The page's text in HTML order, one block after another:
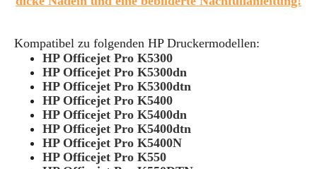
Kompatibel zu folgenden HP Druckermodellen:
HP Officejet Pro K5300
HP Officejet Pro K5300dn
HP Officejet Pro K5300dtn
HP Officejet Pro K5400
HP Officejet Pro K5400dn
HP Officejet Pro K5400dtn
HP Officejet Pro K5400N
HP Officejet Pro K550